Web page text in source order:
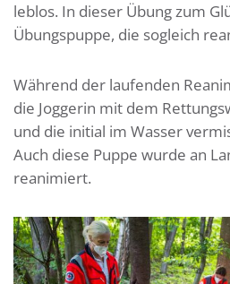
leblos. In dieser Übung zum
Übungspuppe, die sogleich
Während der laufenden
die Joggerin mit dem
und die initial im Wasser
Auch diese Puppe wurde an
reanimiert.